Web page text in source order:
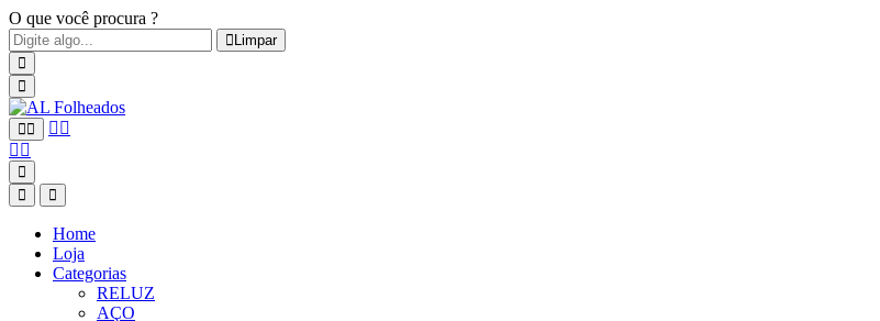
O que você procura ?
Limpar
Home
Loja
Categorias
RELUZ
AÇO